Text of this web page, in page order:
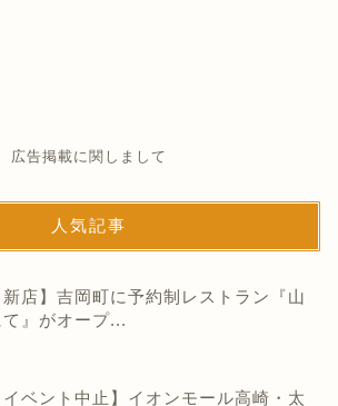
広告掲載に関しまして
人気記事
新店】吉岡町に予約制レストラン『山
て』がオープ...
イベント中止】イオンモール高崎・太